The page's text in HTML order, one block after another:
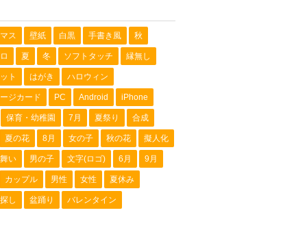
ス 壁紙 白黒 手書き風 秋
夏 冬 ソフトタッチ 縁無し
ト はがき ハロウィン
ジカード PC Android iPhone
保育・幼稚園 7月 夏祭り 合成
夏の花 8月 女の子 秋の花 擬人化
い 男の子 文字(ロゴ) 6月 9月
カップル 男性 女性 夏休み
し 盆踊り バレンタイン